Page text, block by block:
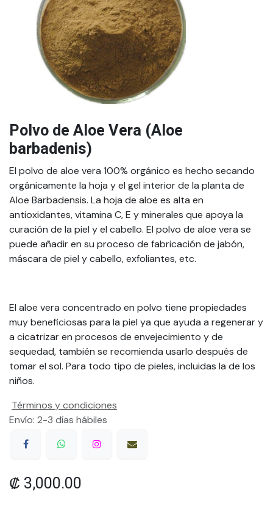
Polvo de Aloe Vera (Aloe
barbadenis)
El polvo de aloe vera 100% orgánico es hecho secando
orgánicamente la hoja y el gel interior de la planta de
Aloe Barbadensis. La hoja de aloe es alta en
antioxidantes, vitamina C, E y minerales que apoya la
curación de la piel y el cabello. El polvo de aloe vera se
puede añadir en su proceso de fabricación de jabón,
máscara de piel y cabello, exfoliantes, etc.
El aloe vera concentrado en polvo tiene propiedades
muy beneficiosas para la piel ya que ayuda a regenerar y
a cicatrizar en procesos de envejecimiento y de
sequedad, también se recomienda usarlo después de
tomar el sol. Para todo tipo de pieles, incluidas la de los
niños.
₡ 3,000.00
Términos y condiciones
Envío: 2-3 días hábiles